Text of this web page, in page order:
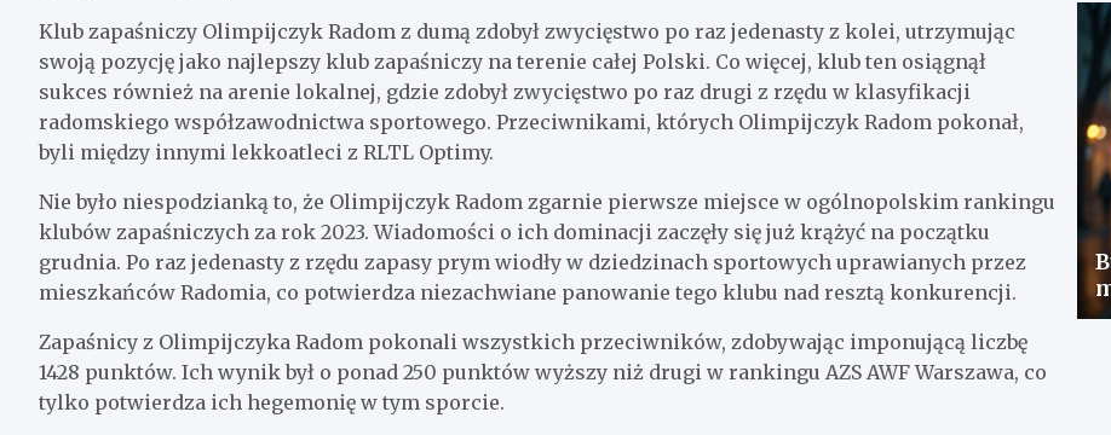
Klub zapaśniczy Olimpijczyk Radom z dumą zdobył zwycięstwo po raz jedenasty z kolei, utrzymując
swoją pozycję jako najlepszy klub zapaśniczy na terenie całej Polski. Co więcej, klub ten osiągnął
sukces również na arenie lokalnej, gdzie zdobył zwycięstwo po raz drugi z rzędu w klasyfikacji
radomskiego współzawodnictwa sportowego. Przeciwnikami, których Olimpijczyk Radom pokonał,
byli między innymi lekkoatleci z RLTL Optimy.
Nie było niespodzianką to, że Olimpijczyk Radom zgarnie pierwsze miejsce w ogólnopolskim rankingu
klubów zapaśniczych za rok 2023. Wiadomości o ich dominacji zaczęły się już krążyć na początku
grudnia. Po raz jedenasty z rzędu zapasy prym wiodły w dziedzinach sportowych uprawianych przez
mieszkańców Radomia, co potwierdza niezachwiane panowanie tego klubu nad resztą konkurencji.
Zapaśnicy z Olimpijczyka Radom pokonali wszystkich przeciwników, zdobywając imponującą liczbę
1428 punktów. Ich wynik był o ponad 250 punktów wyższy niż drugi w rankingu AZS AWF Warszawa, co
tylko potwierdza ich hegemonię w tym sporcie.